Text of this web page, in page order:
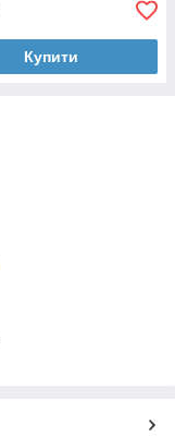
Купити